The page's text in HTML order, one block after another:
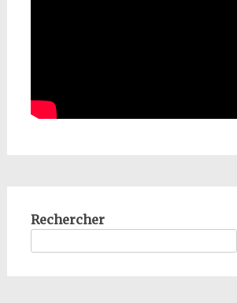
Rechercher